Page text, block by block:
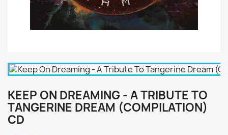
KEEP ON DREAMING - A TRIBUTE TO
TANGERINE DREAM (COMPILATION)
CD